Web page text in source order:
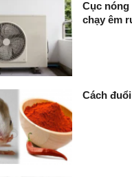
Cục nóng
chạy êm
Cách